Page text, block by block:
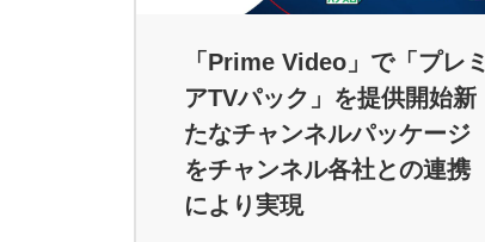
「Prime Video」で「プレミ
アTVパック」を提供開始新
たなチャンネルパッケージ
をチャンネル各社との連携
により実現